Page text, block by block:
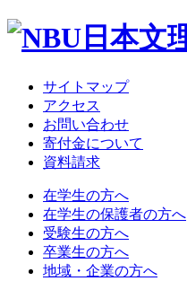
サイトマップ
アクセス
お問い合わせ
寄付金について
資料請求
在学生の方へ
在学生の保護者の方へ
受験生の方へ
卒業生の方へ
地域・企業の方へ